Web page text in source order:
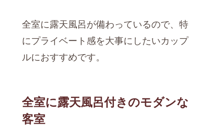
全室に露天風呂が備わっているので、特
にプライベート感を大事にしたいカップ
ルにおすすめです。
全室に露天風呂付きのモダンな
客室